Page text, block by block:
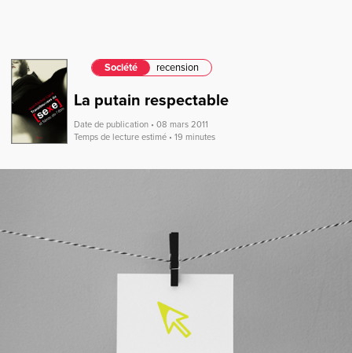
Société recension
La putain respectable
Date de publication • 08 mars 2011
Temps de lecture estimé • 19 minutes